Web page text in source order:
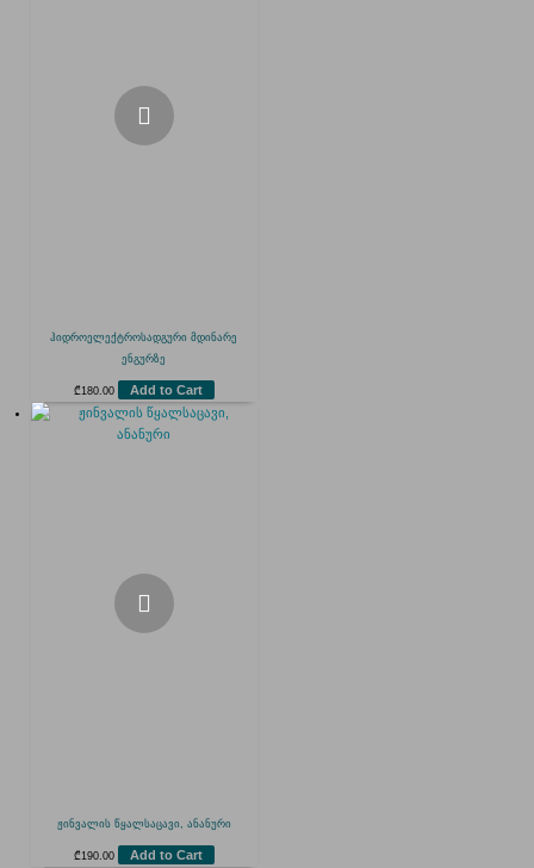
ჰიდროელექტროსადგური მდინარე
ენგურზე
₾ 180.00 Add to Cart
ჟინვალის წყალსაცავი, ანანური
₾ 190.00 Add to Cart